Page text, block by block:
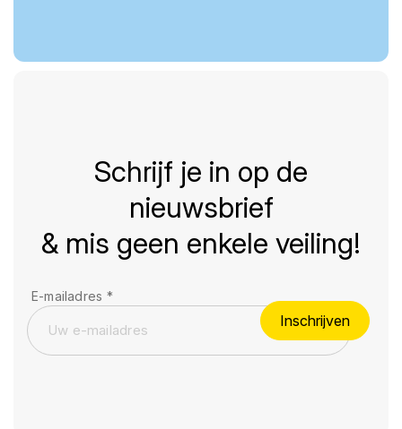
Schrijf je in op de
nieuwsbrief
& mis geen enkele veiling!
E-mailadres *
Inschrijven